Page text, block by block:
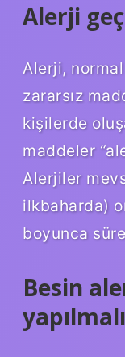
Alerji
Alerji,
zararsız
kişilerde
maddeler
Alerjiler
ilkbaharda)
boyunca
Besin